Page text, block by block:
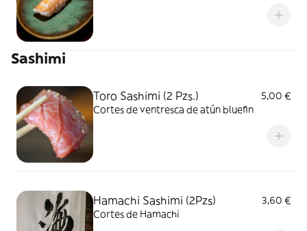
Sashimi
Toro Sashimi (2 Pzs.)
5,00 €
Cortes de ventresca de atún bluefin
Hamachi Sashimi (2Pzs)
3,60 €
Cortes de Hamachi